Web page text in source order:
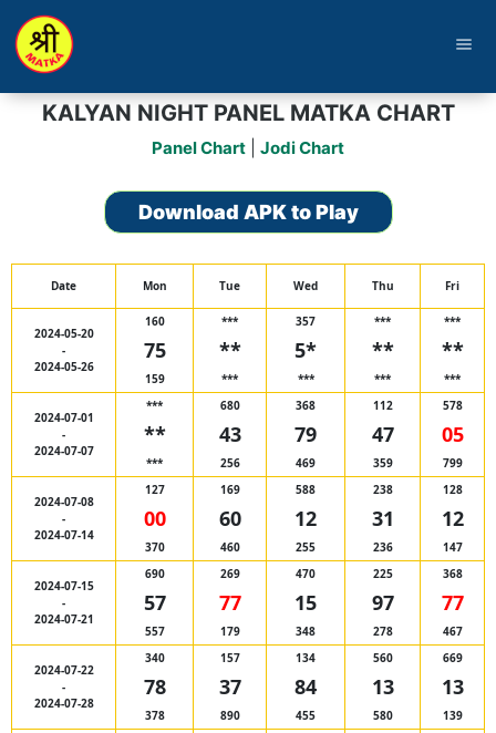
menu
KALYAN NIGHT PANEL MATKA CHART
Panel Chart Jodi Chart
Download APK to Play
Date Mon Tue Wed Thu Fri
2024-05-20
-
2024-05-26
160
75
159
***
**
***
357
5*
***
***
**
***
***
**
***
2024-07-01
-
2024-07-07
***
**
***
680
43
256
368
79
469
112
47
359
578
05
799
2024-07-08
-
2024-07-14
127
00
370
169
60
460
588
12
255
238
31
236
128
12
147
2024-07-15
-
2024-07-21
690
57
557
269
77
179
470
15
348
225
97
278
368
77
467
2024-07-22
-
2024-07-28
340
78
378
157
37
890
134
84
455
560
13
580
669
13
139